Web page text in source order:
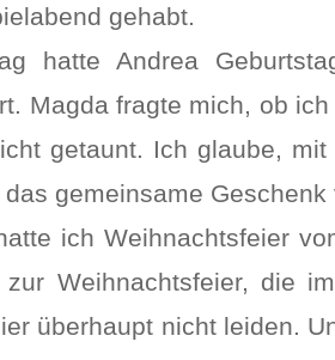
gehabt.
hatte Andrea
Magda fragte mich, ob
getaunt. Ich glaube,
gemeinsame
ich Weihnachtsfeier
Weihnachtsfeier, die
überhaupt nicht leiden.